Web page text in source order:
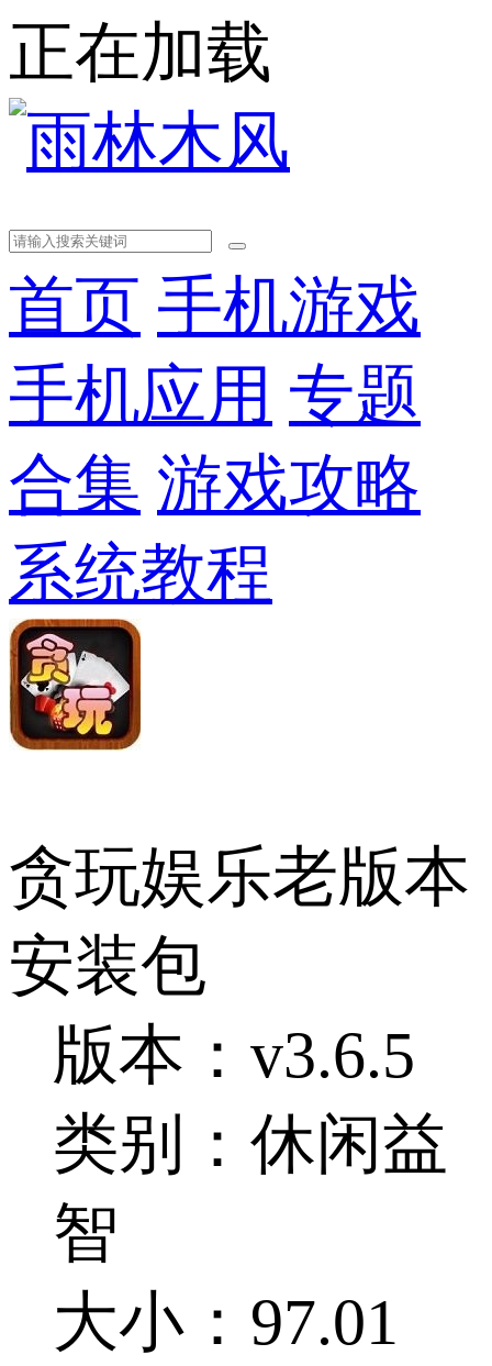
正在加载
首页 手机游戏
手机应用 专题
合集 游戏攻略
系统教程
贪玩娱乐老版本
安装包
版本：v3.6.5
类别：休闲益
智
大小：97.01